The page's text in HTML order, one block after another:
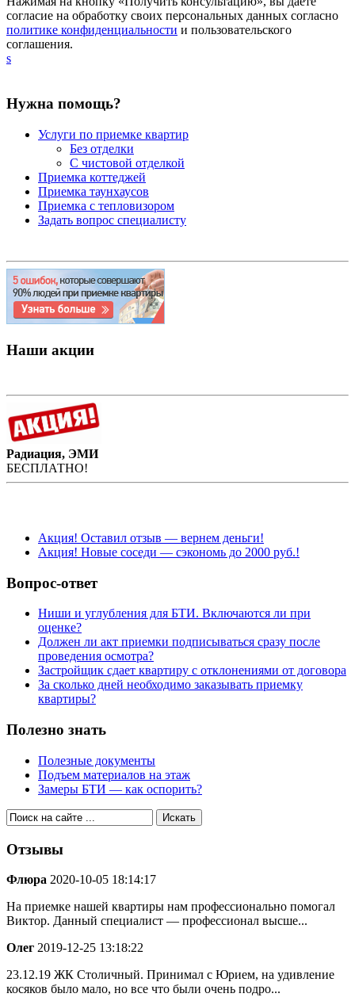
согласие на обработку своих персональных данных согласно
политике конфиденциальности и пользовательского
соглашения.
s
Нужна помощь?
Услуги по приемке квартир
Без отделки
С чистовой отделкой
Приемка коттеджей
Приемка таунхаусов
Приемка с тепловизором
Задать вопрос специалисту
Наши акции
Радиация, ЭМИ
БЕСПЛАТНО!
Акция! Оставил отзыв — вернем деньги!
Акция! Новые соседи — сэкономь до 2000 руб.!
Вопрос-ответ
Ниши и углубления для БТИ. Включаются ли при
оценке?
Должен ли акт приемки подписываться сразу после
проведения осмотра?
Застройщик сдает квартиру с отклонениями от договора
За сколько дней необходимо заказывать приемку
квартиры?
Полезно знать
Полезные документы
Подъем материалов на этаж
Замеры БТИ — как оспорить?
Отзывы
Флюра 2020-10-05 18:14:17
На приемке нашей квартиры нам профессионально помогал
Виктор. Данный специалист — профессионал высше...
Олег 2019-12-25 13:18:22
23.12.19 ЖК Столичный. Принимал с Юрием, на удивление
косяков было мало, но все что были очень подро...